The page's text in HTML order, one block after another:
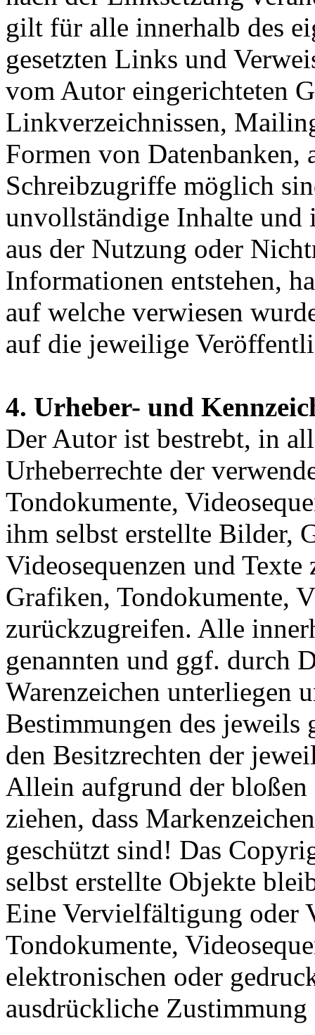
gilt für alle innerhalb des
gesetzten Links und
vom Autor eingerichteten
Linkverzeichnissen,
Formen von Datenbanken,
Schreibzugriffe möglich
unvollständige Inhalte und
aus der Nutzung oder
Informationen entstehen,
auf welche verwiesen
auf die jeweilige
4. Urheber- und
Der Autor ist bestrebt, in
Urheberrechte der
Tondokumente,
ihm selbst erstellte Bilder,
Videosequenzen und
Grafiken, Tondokumente,
zurückzugreifen. Alle
genannten und ggf. durch
Warenzeichen unterliegen
Bestimmungen des jeweils
den Besitzrechten der
Allein aufgrund der
ziehen, dass
geschützt sind! Das
selbst erstellte Objekte
Eine Vervielfältigung oder
Tondokumente,
elektronischen oder
ausdrückliche